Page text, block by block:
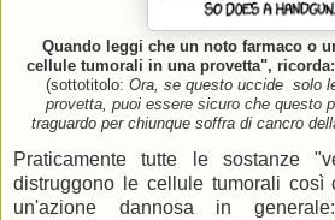
Quando leggi che un noto farmaco o
cellule tumorali in una provetta",
(sottotitolo: Ora, se questo uccide solo
provetta, puoi essere sicuro che questo
traguardo per chiunque soffra di cancro
Praticamente tutte le sostanze
distruggono le cellule tumorali così
un'azione dannosa in